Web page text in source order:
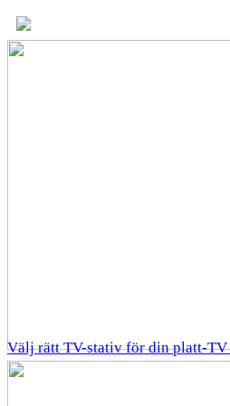
Välj rätt TV-stativ för din platt-TV